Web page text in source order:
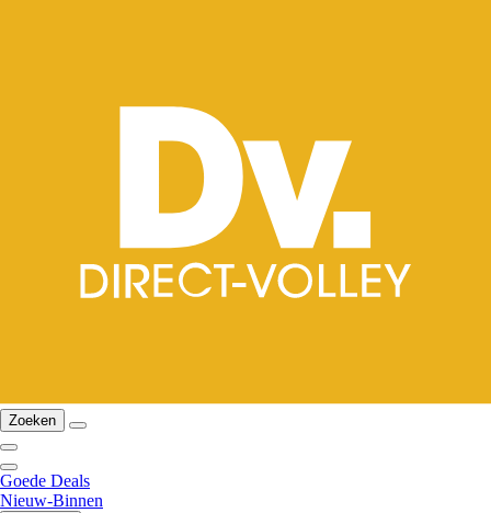
Zoeken
Goede Deals
Nieuw-Binnen